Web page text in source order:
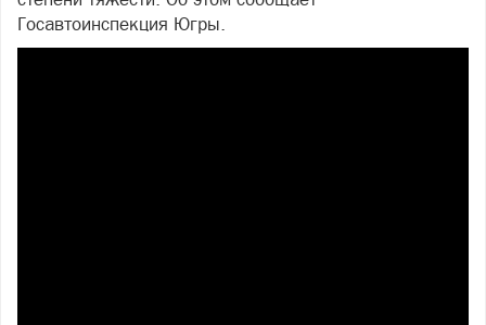
Госавтоинспекция Югры.